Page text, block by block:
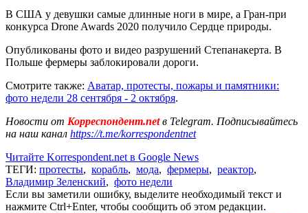
В США у девушки самые длинные ноги в мире, а Гран-при
конкурса Drone Awards 2020 получило Сердце природы.
Опубликованы фото и видео разрушений Степанакерта. В
Польше фермеры заблокировали дороги.
Смотрите также: Аватар, протесты, пожары и памятники:
фото недели 28 сентября - 2 октября.
Новости от Корреспондент.netв Telegram. Подписывайтесь
на наш канал https://t.me/korrespondentnet
Читайте Korrespondent.net в Google News
ТЕГИ: протесты, корабль, мода, фермеры, реактор,
Владимир Зеленский, фото недели
Если вы заметили ошибку, выделите необходимый текст и
нажмите Ctrl+Enter, чтобы сообщить об этом редакции.